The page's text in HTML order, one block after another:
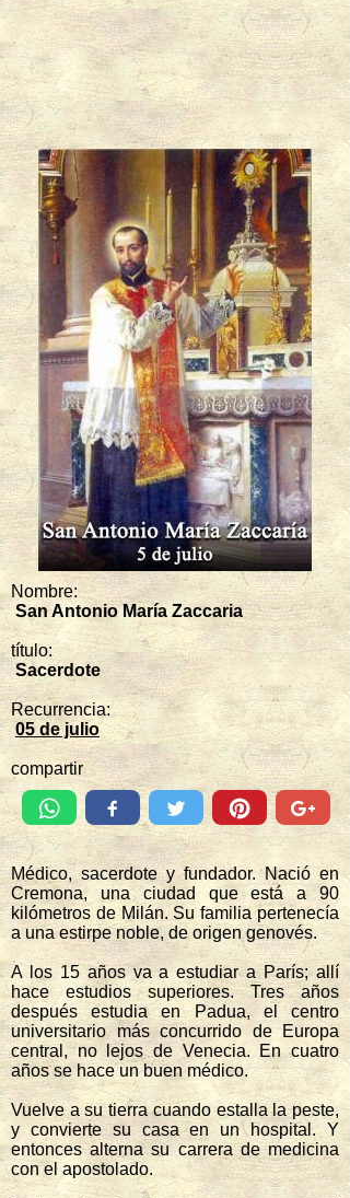
Nombre:
San Antonio María Zaccaria
título:
Sacerdote
Recurrencia:
05 de julio
compartir
Médico, sacerdote y fundador. Nació en
Cremona, una ciudad que está a 90
kilómetros de Milán. Su familia pertenecía
a una estirpe noble, de origen genovés.
A los 15 años va a estudiar a París; allí
hace estudios superiores. Tres años
después estudia en Padua, el centro
universitario más concurrido de Europa
central, no lejos de Venecia. En cuatro
años se hace un buen médico.
Vuelve a su tierra cuando estalla la peste,
y convierte su casa en un hospital. Y
entonces alterna su carrera de medicina
con el apostolado.